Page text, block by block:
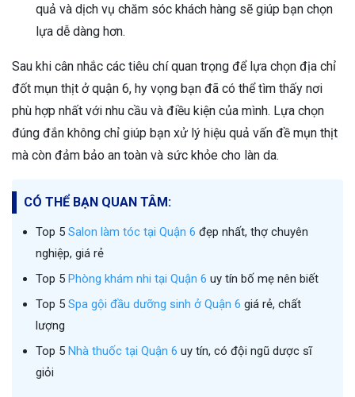
quả và dịch vụ chăm sóc khách hàng sẽ giúp bạn chọn
lựa dễ dàng hơn.
Sau khi cân nhắc các tiêu chí quan trọng để lựa chọn địa chỉ
đốt mụn thịt ở quận 6, hy vọng bạn đã có thể tìm thấy nơi
phù hợp nhất với nhu cầu và điều kiện của mình. Lựa chọn
đúng đắn không chỉ giúp bạn xử lý hiệu quả vấn đề mụn thịt
mà còn đảm bảo an toàn và sức khỏe cho làn da.
CÓ THỂ BẠN QUAN TÂM:
Top 5 Salon làm tóc tại Quận 6 đẹp nhất, thợ chuyên
nghiệp, giá rẻ
Top 5 Phòng khám nhi tại Quận 6 uy tín bố mẹ nên biết
Top 5 Spa gội đầu dưỡng sinh ở Quận 6 giá rẻ, chất
lượng
Top 5 Nhà thuốc tại Quận 6 uy tín, có đội ngũ dược sĩ
giỏi